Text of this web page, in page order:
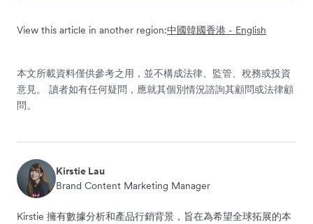
View this article in another region:中國韓國香港 - English
本文所載資料僅供參考之用，並不構成法律、監管、稅務或投資
意見。 讀者如有任何疑問，應就其個別情況諮詢其顧問或法律顧
問。
Kirstie Lau
Brand Content Marketing Manager
Kirstie 擁有數據分析和產品行銷背景，旨在為希望全球拓展的本